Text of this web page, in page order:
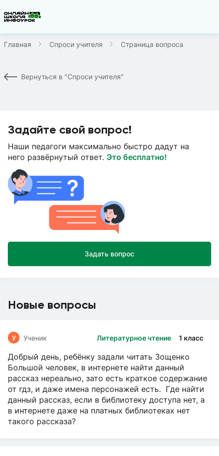
Главная Спроси учителя Страница вопроса
Вернуться в "Спроси учителя"
Задайте свой вопрос!
Наши педагоги максимально быстро дадут на
него развёрнутый ответ. Это бесплатно!
Задать вопрос
Новые вопросы
Литературное чтение 1 класс
У Ученик
Добрый день, ребёнку задали читать Зощенко
Большой человек, в интернете найти данный
рассказ нереально, зато есть краткое содержание
от гдз, и даже имена персонажей есть. Где найти
данный рассказ, если в библиотеку доступа нет, а
в интернете даже на платных библиотеках нет
такого рассказа?